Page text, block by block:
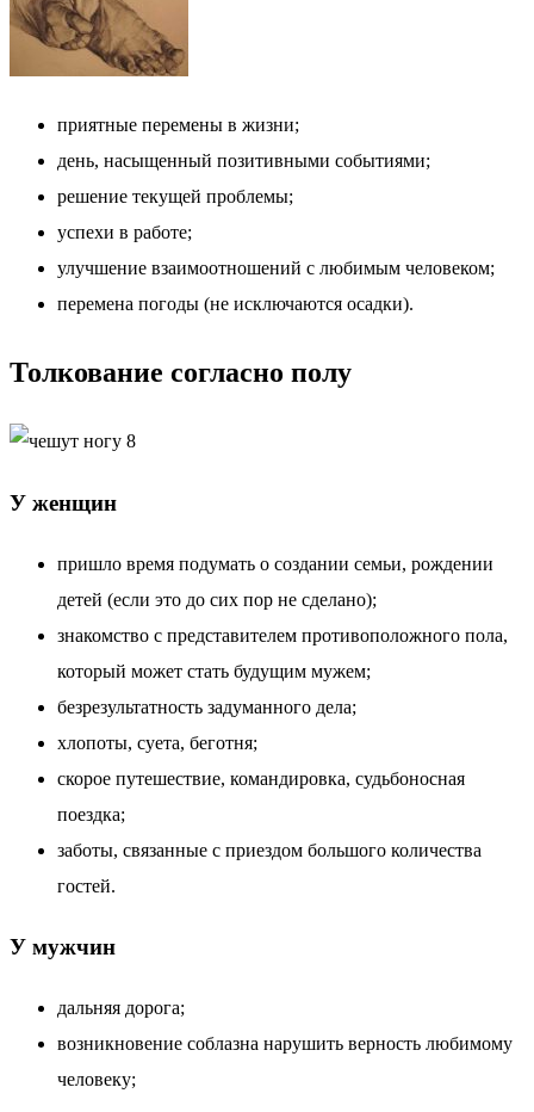
приятные перемены в жизни;
день, насыщенный позитивными событиями;
решение текущей проблемы;
успехи в работе;
улучшение взаимоотношений с любимым человеком;
перемена погоды (не исключаются осадки).
Толкование согласно полу
У женщин
пришло время подумать о создании семьи, рождении
детей (если это до сих пор не сделано);
знакомство с представителем противоположного пола,
который может стать будущим мужем;
безрезультатность задуманного дела;
хлопоты, суета, беготня;
скорое путешествие, командировка, судьбоносная
поездка;
заботы, связанные с приездом большого количества
гостей.
У мужчин
дальняя дорога;
возникновение соблазна нарушить верность любимому
человеку;